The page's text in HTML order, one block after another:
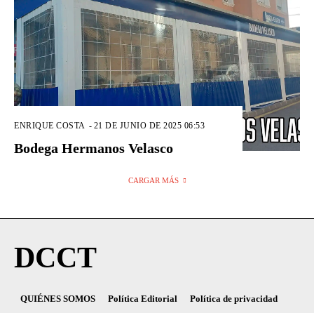
ENRIQUE COSTA - 21 DE JUNIO DE 2025 06:53
Bodega Hermanos Velasco
CARGAR MÁS
DCCT
QUIÉNES SOMOS Política Editorial Política de privacidad